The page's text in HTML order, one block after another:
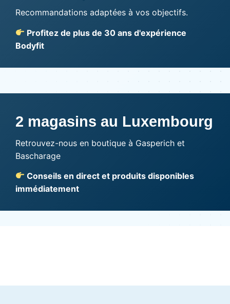
Recommandations adaptées à vos objectifs.
Profitez de plus de 30 ans d'expérience
Bodyfit
2 magasins au Luxembourg
Retrouvez-nous en boutique à Gasperich et
Bascharage
Conseils en direct et produits disponibles
immédiatement